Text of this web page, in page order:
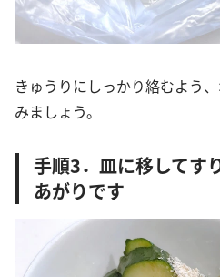
きゅうりにしっかり絡むよう
みましょう。
手順3．皿に移してす
あがりです